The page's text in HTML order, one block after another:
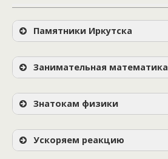
Памятники Иркутска
Занимательная математика
Знатокам физики
Ускоряем реакцию